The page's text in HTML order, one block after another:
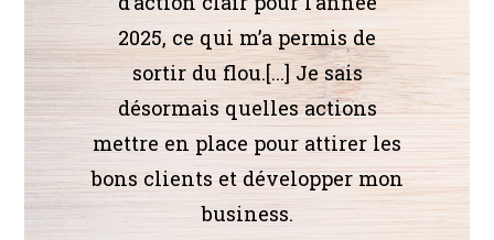
2025, ce qui m’a permis de
sortir du flou.[...] Je sais
désormais quelles actions
mettre en place pour attirer les
bons clients et développer mon
business.